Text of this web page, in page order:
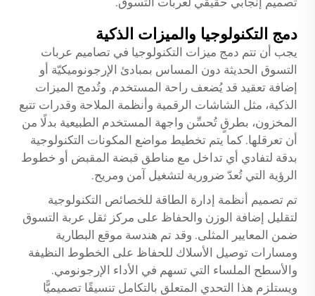
دمج التكنولوجيا والميزات الذكية
يجب أن تتم دمج ميزات التكنولوجيا في تصاميم عربات
التسوق الحديثة دون المساس بمبادئ الإرجونوميكيّة أو
إضافة تعقيد قد يُضعف راحة المستخدم. وتُدمج الميزات
الذكية، مثل الشاشات الرقمية وأنظمة الملاحة وقدرات تتبع
المخزون، بطرقٍ تُحسِّن واجهة المستخدم الطبيعية بدلًا من
أن تعرقلها. كما يتم تخطيط مواضع المكونات التكنولوجية
بدقة لتفادي أي تداخل مع مناطق قبضة المقبض أو خطوط
الرؤية التي تُعدّ ضرورية لتشغيل آمن ومريح.
تم تصميم أنظمة إدارة الطاقة للخصائص التكنولوجية
لتقليل إضافة الوزن والحفاظ على مركز ثقل عربة التسوق
ضمن المعايير المثلى. وقد تم هندسة موقع البطارية
ومسارات توصيل الأسلاك للحفاظ على الخطوط النظيفة
والأسطح الملساء التي تسهم في الأداء الإرجونومي.
ويستلزم هذا التحدي المتعلق بالتكامل تنسيقًا تصميميًّا